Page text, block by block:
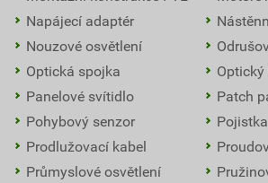
Napájecí adaptér
Nouzové osvětlení
Optická spojka
Optický
Panelové svítidlo
Patch
Pohybový senzor
Pojistka
Prodlužovací kabel
Průmyslové osvětlení